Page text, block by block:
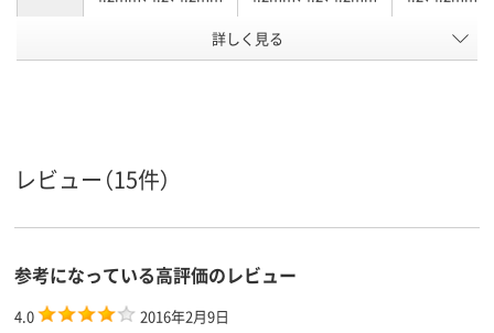
プ
カートリッジ カートリッジ
スコア
65 65 65
詳しく見る
レビュー（15件）
参考になっている高評価のレビュー
4.0
2016年2月9日